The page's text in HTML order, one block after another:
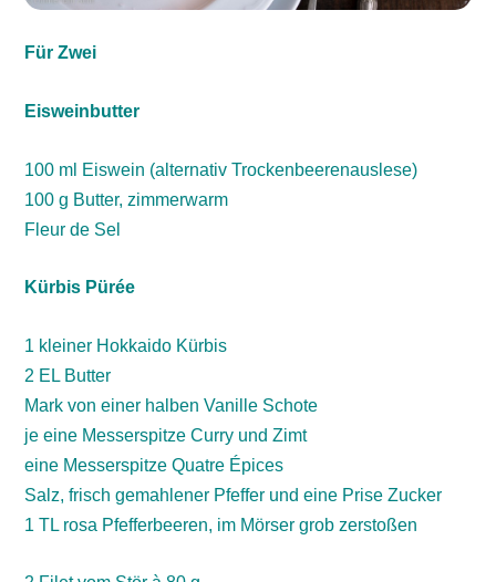
Für Zwei
Eisweinbutter
100 ml Eiswein (alternativ Trockenbeerenauslese)
100 g Butter, zimmerwarm
Fleur de Sel
Kürbis Pürée
1 kleiner Hokkaido Kürbis
2 EL Butter
Mark von einer halben Vanille Schote
je eine Messerspitze Curry und Zimt
eine Messerspitze Quatre Épices
Salz, frisch gemahlener Pfeffer und eine Prise Zucker
1 TL rosa Pfefferbeeren, im Mörser grob zerstoßen